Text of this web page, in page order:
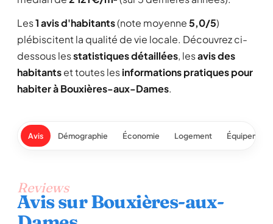
Les1 avis d'habitants(note moyenne5,0/5)
plébiscitent la qualité de vie locale. Découvrez ci-
dessous lesstatistiques détaillées, lesavis des
habitantset toutes lesinformations pratiques pour
habiter à Bouxières-aux-Dames.
Avis Démographie Économie Logement
Reviews
Avis sur Bouxières-aux-